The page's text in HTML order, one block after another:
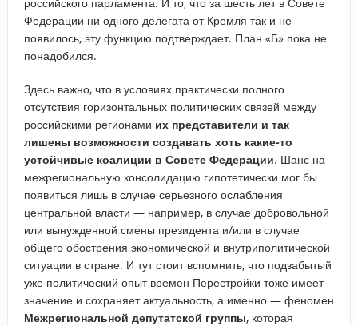
Федерации ни одного делегата от Кремля так и не
появилось, эту функцию подтверждает. План «Б» пока не
понадобился.
Здесь важно, что в условиях практически полного
отсутствия горизонтальных политических связей между
российскими регионами их представители и так
лишены возможности создавать хоть какие-то
устойчивые коалиции в Совете Федерации. Шанс на
межрегиональную консолидацию гипотетически мог бы
появиться лишь в случае серьезного ослабления
центральной власти — например, в случае добровольной
или вынужденной смены президента и/или в случае
общего обострения экономической и внутриполитической
ситуации в стране. И тут стоит вспомнить, что подзабытый
уже политический опыт времен Перестройки тоже имеет
значение и сохраняет актуальность, а именно — феномен
Межрегиональной депутатской группы, которая